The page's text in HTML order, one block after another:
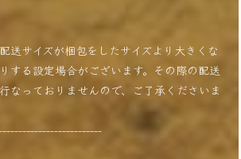
送サイズが梱包をしたサイズより大きくな
する設定場合がございます。その際の配送
なっておりませんので、ご了承くださいま